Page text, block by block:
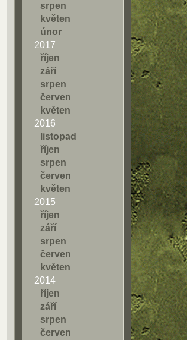
srpen
květen
únor
2017
říjen
září
srpen
červen
květen
2016
listopad
říjen
srpen
červen
květen
2015
říjen
září
srpen
červen
květen
2014
říjen
září
srpen
červen